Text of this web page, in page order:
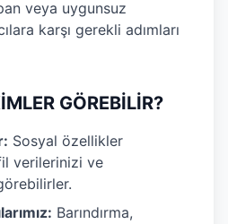
veya uygunsuz
karşı gerekli adımları
GÖREBİLİR?
Sosyal özellikler
verilerinizi ve
Barındırma,